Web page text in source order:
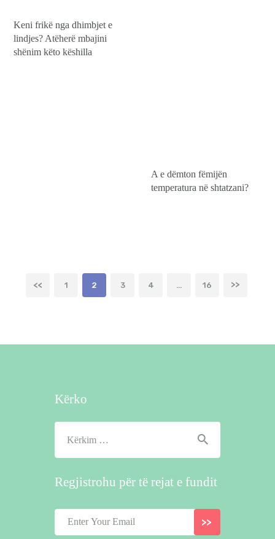
Keni frikë nga dhimbjet e
lindjes? Atëherë mbajini
shënim këto këshilla
A e dëmton fëmijën
temperatura në shtatzani?
Faqosje
PAGE
1 PAGE
2 PAGE
3 PAGE
4 … PAGE
16
>
Kërko
për:
Regjistrohu për të rejat e fundit